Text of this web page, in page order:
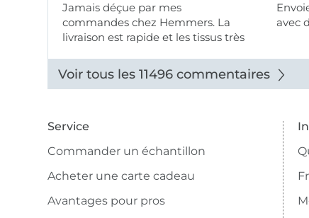
Jamais déçue par mes
commandes chez Hemmers. La
livraison est rapide et les tissus très
avec
Voir tous les 11496 commentaires
Service
Commander un échantillon
Acheter une carte cadeau
Avantages pour pros